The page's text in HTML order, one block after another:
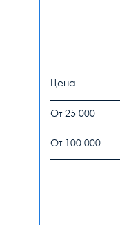
Цена
От 25 000
От 100 000